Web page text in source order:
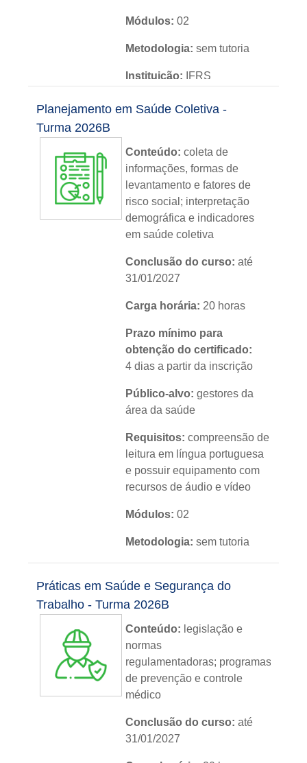
Módulos: 02
Metodologia: sem tutoria
Instituição: IFRS
Nível:básico
Planejamento em Saúde Coletiva -
Turma 2026B
Conteúdo:coleta de
informações, formas de
levantamento e fatores de
risco social; interpretação
demográfica e indicadores
em saúde coletiva
Conclusão do curso: até
31/01/2027
Carga horária: 20 horas
Prazo mínimo para
obtenção do certificado:
4 dias a partir da inscrição
Público-alvo: gestores da
área da saúde
Requisitos: compreensão de
leitura em língua portuguesa
e possuir equipamento com
recursos de áudio e vídeo
Módulos: 02
Metodologia: sem tutoria
básico
Idioma:português
Práticas em Saúde e Segurança do
Trabalho - Turma 2026B
Conteúdo: legislação e
normas
regulamentadoras; programas
de prevenção e controle
médico
Conclusão do curso: até
31/01/2027